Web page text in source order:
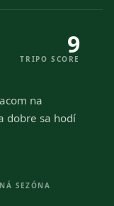
9
TRIPO SCORE
na
dobre sa hodí
SEZÓNA